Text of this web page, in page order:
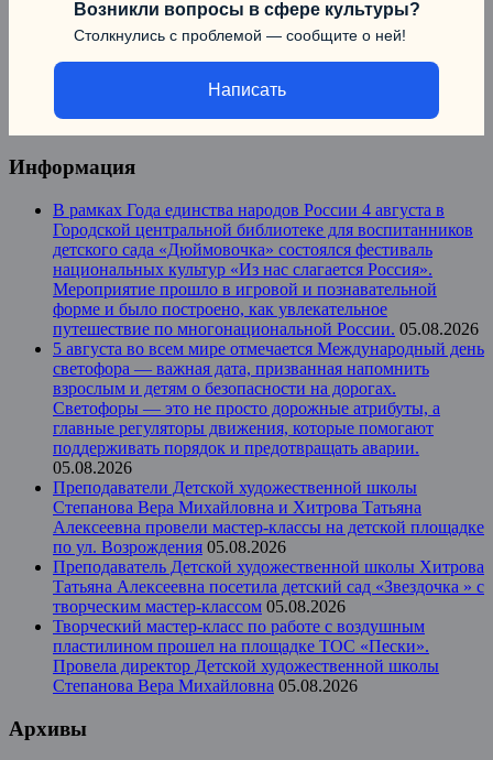
Возникли вопросы в сфере культуры?
Столкнулись с проблемой — сообщите о ней!
Написать
Информация
В рамках Года единства народов России 4 августа в
Городской центральной библиотеке для воспитанников
детского сада «Дюймовочка» состоялся фестиваль
национальных культур «Из нас слагается Россия».
Мероприятие прошло в игровой и познавательной
форме и было построено, как увлекательное
путешествие по многонациональной России. 05.08.2026
5 августа во всем мире отмечается Международный день
светофора — важная дата, призванная напомнить
взрослым и детям о безопасности на дорогах.
Светофоры — это не просто дорожные атрибуты, а
главные регуляторы движения, которые помогают
поддерживать порядок и предотвращать аварии.
05.08.2026
Преподаватели Детской художественной школы
Степанова Вера Михайловна и Хитрова Татьяна
Алексеевна провели мастер-классы на детской площадке
по ул. Возрождения 05.08.2026
Преподаватель Детской художественной школы Хитрова
Татьяна Алексеевна посетила детский сад «Звездочка » с
творческим мастер-классом 05.08.2026
Творческий мастер-класс по работе с воздушным
пластилином прошел на площадке ТОС «Пески».
Провела директор Детской художественной школы
Степанова Вера Михайловна 05.08.2026
Архивы